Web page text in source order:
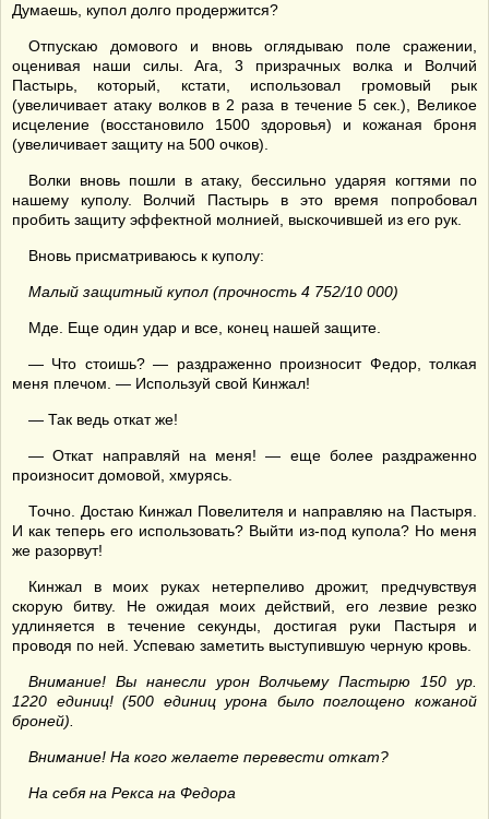
Думаешь, купол долго продержится?
Отпускаю домового и вновь оглядываю поле сражении,
оценивая наши силы. Ага, 3 призрачных волка и Волчий
Пастырь, который, кстати, использовал громовый рык
(увеличивает атаку волков в 2 раза в течение 5 сек.), Великое
исцеление (восстановило 1500 здоровья) и кожаная броня
(увеличивает защиту на 500 очков).
Волки вновь пошли в атаку, бессильно ударяя когтями по
нашему куполу. Волчий Пастырь в это время попробовал
пробить защиту эффектной молнией, выскочившей из его рук.
Вновь присматриваюсь к куполу:
Малый защитный купол (прочность 4 752/10 000)
Мде. Еще один удар и все, конец нашей защите.
— Что стоишь? — раздраженно произносит Федор, толкая
меня плечом. — Используй свой Кинжал!
— Так ведь откат же!
— Откат направляй на меня! — еще более раздраженно
произносит домовой, хмурясь.
Точно. Достаю Кинжал Повелителя и направляю на Пастыря.
И как теперь его использовать? Выйти из-под купола? Но меня
же разорвут!
Кинжал в моих руках нетерпеливо дрожит, предчувствуя
скорую битву. Не ожидая моих действий, его лезвие резко
удлиняется в течение секунды, достигая руки Пастыря и
проводя по ней. Успеваю заметить выступившую черную кровь.
Внимание! Вы нанесли урон Волчьему Пастырю 150 ур.
1220 единиц! (500 единиц урона было поглощено кожаной
броней).
Внимание! На кого желаете перевести откат?
На себя на Рекса на Федора